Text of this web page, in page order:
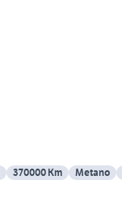
370000 Km Metano